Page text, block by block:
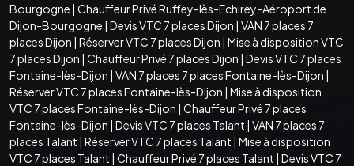
Bourgogne | Chauffeur Privé Ruffey-lès-Echirey-Aéroport de
Dijon-Bourgogne | Devis VTC 7 places Dijon | VAN 7 places 7
places Dijon | Réserver VTC 7 places Dijon | Mise à disposition VTC
7 places Dijon | Chauffeur Privé 7 places Dijon | Devis VTC 7 places
Fontaine-lès-Dijon | VAN 7 places 7 places Fontaine-lès-Dijon |
Réserver VTC 7 places Fontaine-lès-Dijon | Mise à disposition
VTC 7 places Fontaine-lès-Dijon | Chauffeur Privé 7 places
Fontaine-lès-Dijon | Devis VTC 7 places Talant | VAN 7 places 7
places Talant | Réserver VTC 7 places Talant | Mise à disposition
VTC 7 places Talant | Chauffeur Privé 7 places Talant | Devis VTC 7